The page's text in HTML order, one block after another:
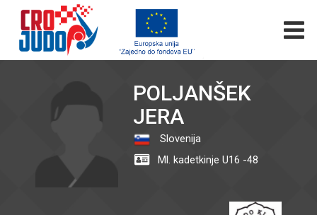
POLJANŠEK
JERA
Slovenija
Ml. kadetkinje U16 -48